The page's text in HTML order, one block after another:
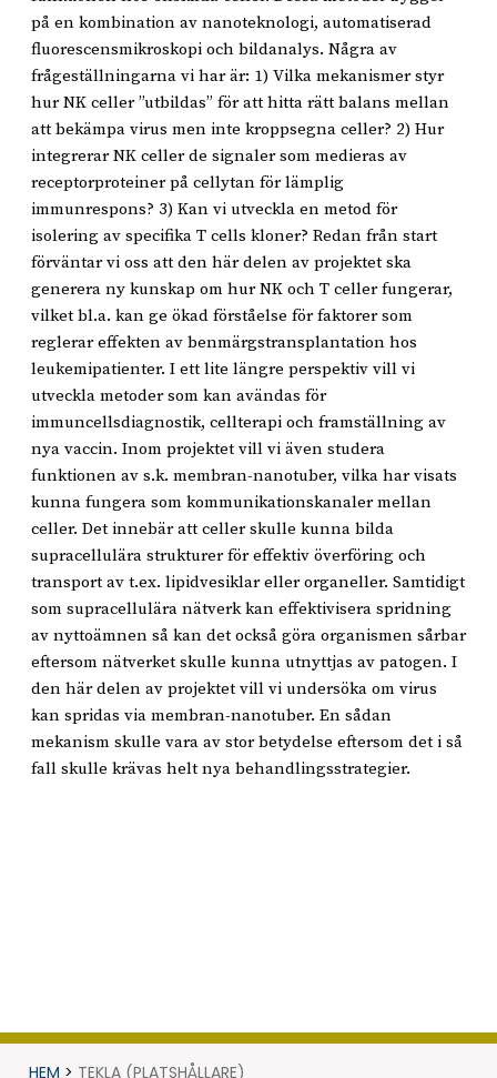
på en kombination av nanoteknologi, automatiserad
fluorescensmikroskopi och bildanalys. Några av
frågeställningarna vi har är: 1) Vilka mekanismer styr
hur NK celler ”utbildas” för att hitta rätt balans mellan
att bekämpa virus men inte kroppsegna celler? 2) Hur
integrerar NK celler de signaler som medieras av
receptorproteiner på cellytan för lämplig
immunrespons? 3) Kan vi utveckla en metod för
isolering av specifika T cells kloner? Redan från start
förväntar vi oss att den här delen av projektet ska
generera ny kunskap om hur NK och T celler fungerar,
vilket bl.a. kan ge ökad förståelse för faktorer som
reglerar effekten av benmärgstransplantation hos
leukemipatienter. I ett lite längre perspektiv vill vi
utveckla metoder som kan avändas för
immuncellsdiagnostik, cellterapi och framställning av
nya vaccin. Inom projektet vill vi även studera
funktionen av s.k. membran-nanotuber, vilka har visats
kunna fungera som kommunikationskanaler mellan
celler. Det innebär att celler skulle kunna bilda
supracellulära strukturer för effektiv överföring och
transport av t.ex. lipidvesiklar eller organeller. Samtidigt
som supracellulära nätverk kan effektivisera spridning
av nyttoämnen så kan det också göra organismen sårbar
eftersom nätverket skulle kunna utnyttjas av patogen. I
den här delen av projektet vill vi undersöka om virus
kan spridas via membran-nanotuber. En sådan
mekanism skulle vara av stor betydelse eftersom det i så
fall skulle krävas helt nya behandlingsstrategier.
HEM > TEKLA (PLATSHÅLLARE)